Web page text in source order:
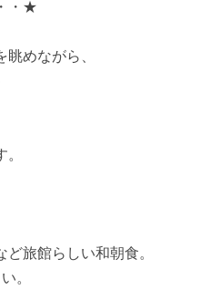
★
めながら、
旅館らしい和朝食。
。